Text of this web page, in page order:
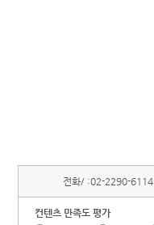
전화/ :02-2290-6114
컨텐츠 만족도 평가